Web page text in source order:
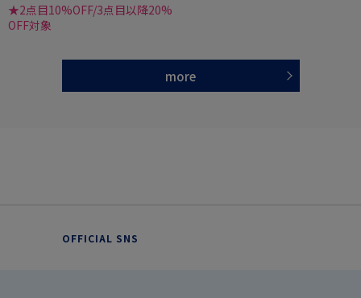
★2点目10%OFF/3点目以降20%
OFF対象
more
OFFICIAL SNS